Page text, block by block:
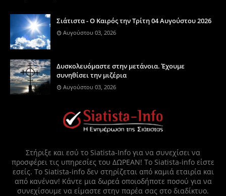
Σιάτιστα - Ο Καιρός την Τρίτη 04 Αυγούστου 2026
Αυγούστου 03, 2026
Δυσκολευόμαστε στην μετάνοια. Έχουμε
συνηθίσει την μιζέρια
Αυγούστου 03, 2026
Στήριξε και εσύ το Siatista-Info για να συνεχίσει να
προσφέρει τις υπηρεσίες του ΔΩΡΕΑΝ! Το Siatista-info είστε
εσείς. Το Siatista-info δεν στηρίζεται από καμιά εταιρία και
από κανέναν! Κάντε μια δωρεά οποιοδήποτε ποσού για να
συνεχίσουμε να είμαστε στην παρέα σας στο διαδίκτυο.